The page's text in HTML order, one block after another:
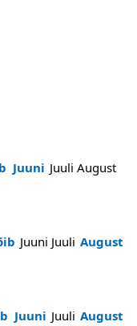
Juuni Juuli August
Juuni Juuli August
Juuni Juuli August